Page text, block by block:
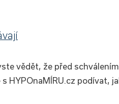
vědět, že před
HYPOnaMÍRU.cz podívat,